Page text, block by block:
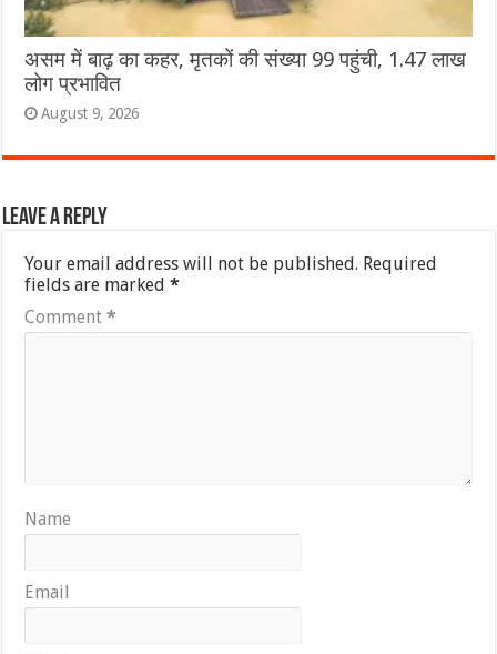
असम में बाढ़ का कहर, मृतकों की संख्या 99 पहुंची, 1.47 लाख
लोग प्रभावित
August 9, 2026
Leave a Reply
Your email address will not be published. Required
fields are marked*
Comment*
Name
Email